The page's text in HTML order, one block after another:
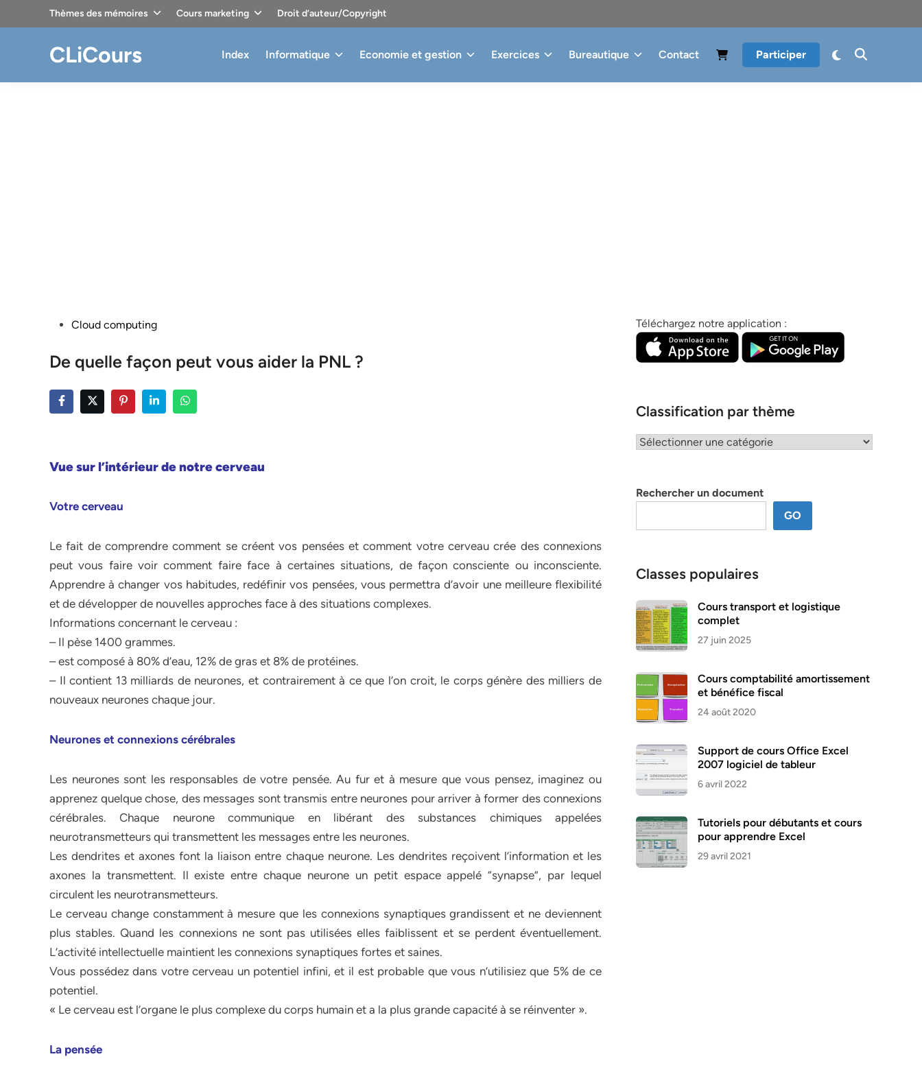
Thèmes des mémoires Cours marketing Droit d’auteur/Copyright
CLiCours Index Informatique Economie et gestion Exercices Bureautique Contact Participer
PostedCloud computing
De quelle façon peut vous aider la PNL ?
Vue sur l’intérieur de notre cerveau
Votre cerveau
Le fait de comprendre comment se créent vos pensées et comment votre cerveau crée des connexions
peut vous faire voir comment faire face à certaines situations, de façon consciente ou inconsciente.
Apprendre à changer vos habitudes, redéfinir vos pensées, vous permettra d’avoir une meilleure flexibilité
et de développer de nouvelles approches face à des situations complexes.
Informations concernant le cerveau :
– Il pèse 1400 grammes.
– est composé à 80% d’eau, 12% de gras et 8% de protéines.
– Il contient 13 milliards de neurones, et contrairement à ce que l’on croit, le corps génère des milliers de
nouveaux neurones chaque jour.
Neurones et connexions cérébrales
Les neurones sont les responsables de votre pensée. Au fur et à mesure que vous pensez, imaginez ou
apprenez quelque chose, des messages sont transmis entre neurones pour arriver à former des connexions
cérébrales. Chaque neurone communique en libérant des substances chimiques appelées
neurotransmetteurs qui transmettent les messages entre les neurones.
Les dendrites et axones font la liaison entre chaque neurone. Les dendrites reçoivent l’information et les
axones la transmettent. Il existe entre chaque neurone un petit espace appelé “synapse”, par lequel
circulent les neurotransmetteurs.
Le cerveau change constamment à mesure que les connexions synaptiques grandissent et ne deviennent
plus stables. Quand les connexions ne sont pas utilisées elles faiblissent et se perdent éventuellement.
L’activité intellectuelle maintient les connexions synaptiques fortes et saines.
Vous possédez dans votre cerveau un potentiel infini, et il est probable que vous n’utilisiez que 5% de ce
potentiel.
« Le cerveau est l’organe le plus complexe du corps humain et a la plus grande capacité à se réinventer ».
La pensée
Téléchargez notre application :
Classification par thème
Classification
Rechercher un document
GO
Classes populaires
Cours transport et logistique
complet
27 juin 2025
Cours comptabilité amortissement
et bénéfice fiscal
24 août 2020
Support de cours Office Excel
2007 logiciel de tableur
6 avril 2022
Tutoriels pour débutants et cours
pour apprendre Excel
29 avril 2021